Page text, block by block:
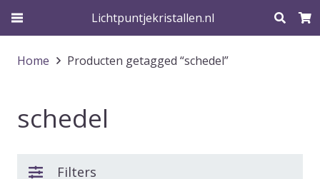
Lichtpuntjekristallen.nl
Home Producten getagged “schedel”
schedel
Filters